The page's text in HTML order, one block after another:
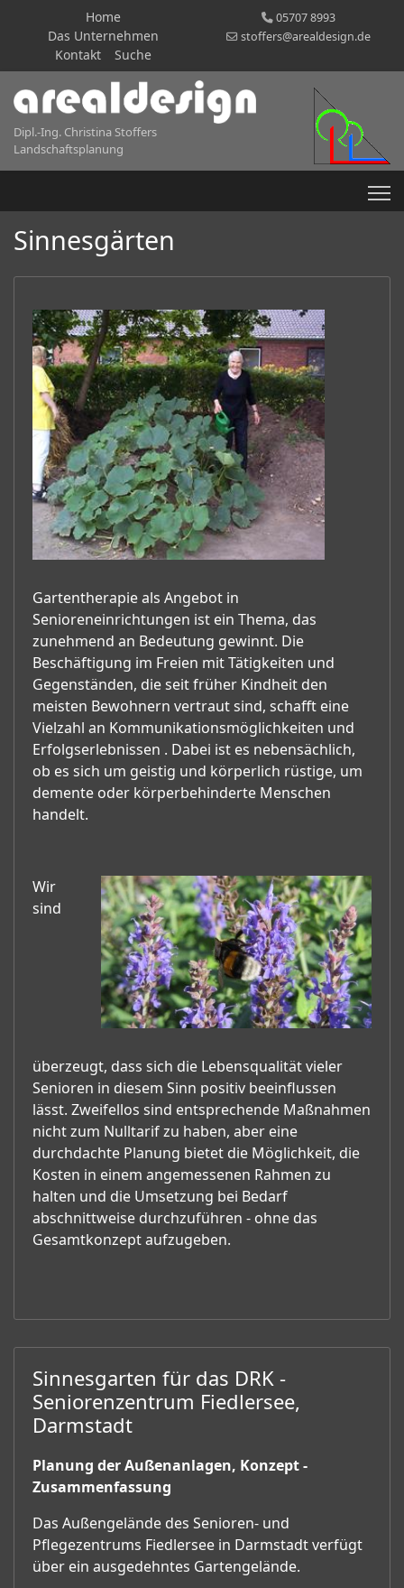
Home
Das Unternehmen
Kontakt
Suche
05707 8993
stoffers@arealdesign.de
Dipl.-Ing. Christina Stoffers
Landschaftsplanung
Sinnesgärten
Gartentherapie als Angebot in
Senioreneinrichtungen ist ein Thema, das
zunehmend an Bedeutung gewinnt. Die
Beschäftigung im Freien mit Tätigkeiten und
Gegenständen, die seit früher Kindheit den
meisten Bewohnern vertraut sind, schafft eine
Vielzahl an Kommunikationsmöglichkeiten und
Erfolgserlebnissen . Dabei ist es nebensächlich,
ob es sich um geistig und körperlich rüstige, um
demente oder körperbehinderte Menschen
handelt.
Wir
sind
überzeugt, dass sich die Lebensqualität vieler
Senioren in diesem Sinn positiv beeinflussen
lässt. Zweifellos sind entsprechende Maßnahmen
nicht zum Nulltarif zu haben, aber eine
durchdachte Planung bietet die Möglichkeit, die
Kosten in einem angemessenen Rahmen zu
halten und die Umsetzung bei Bedarf
abschnittweise durchzuführen - ohne das
Gesamtkonzept aufzugeben.
Sinnesgarten für das DRK -
Seniorenzentrum Fiedlersee,
Darmstadt
Planung der Außenanlagen, Konzept -
Zusammenfassung
Das Außengelände des Senioren- und
Pflegezentrums Fiedlersee in Darmstadt verfügt
über ein ausgedehntes Gartengelände.